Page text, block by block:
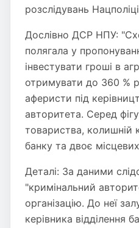
розслідувань
Дослівно ДСР НПУ:
полягала у
інвестувати гроші в
отримувати до 360 %
аферисти під
авторитета. Серед
товариства, колишній
банку та двоє
Деталі: За даними
"кримінальний
організацію. До неї
керівника відділення